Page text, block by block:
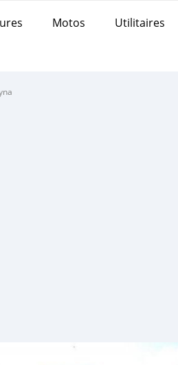
Motos Utilitaires